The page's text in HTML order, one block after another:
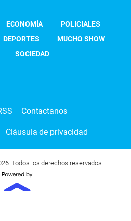
ECONOMÍA
POLICIALES
DEPORTES
MUCHO SHOW
SOCIEDAD
Contactanos
Cláusula de privacidad
Todos los derechos reservados.